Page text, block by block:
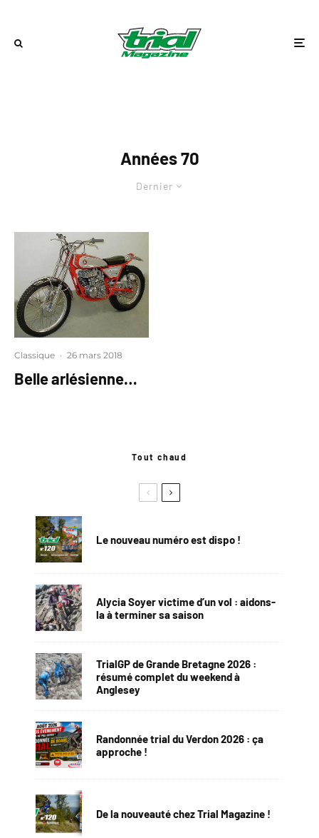
Années 70
Dernier
Classique · 26 mars 2018
Belle arlésienne…
Tout chaud
Le nouveau numéro est dispo !
Alycia Soyer victime d’un vol : aidons-
la à terminer sa saison
TrialGP de Grande Bretagne 2026 :
résumé complet du weekend à
Anglesey
Randonnée trial du Verdon 2026 : ça
approche !
De la nouveauté chez Trial Magazine !